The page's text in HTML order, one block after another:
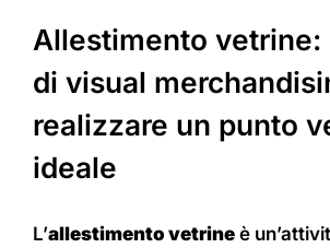
Allestimento vetrine:
di visual
realizzare un punto
ideale
L’allestimento vetrine è